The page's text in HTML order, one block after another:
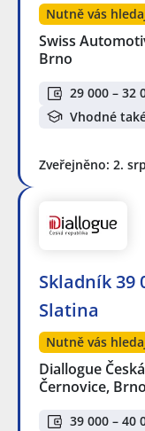
Nutně vás
Swiss
Brno
29 000 – 32
Vhodné
Zveřejněno: 2.
Skladník 39
Slatina
Nutně vás
Diallogue
Černovice, Brno
39 000 – 40